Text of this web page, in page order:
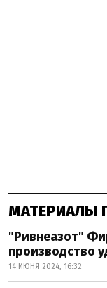
МАТЕРИАЛЫ
"Ривнеазот"
производство
14 ИЮНЯ 2024, 16:32